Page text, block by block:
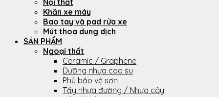
Nội thất
Khăn xe máy
Bao tay và pad rửa xe
Mút thoa dung dịch
SẢN PHẨM
Ngoại thất
Ceramic / Graphene
Dưỡng nhựa cao su
Phủ bảo vệ sơn
Tẩy nhựa đường / Nhựa cây